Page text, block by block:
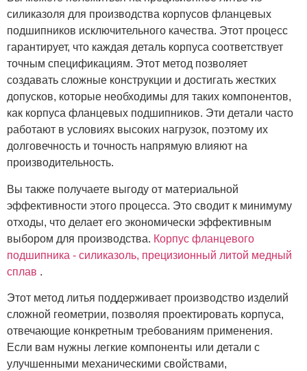
силиказоля для производства корпусов фланцевых
подшипников исключительного качества. Этот процесс
гарантирует, что каждая деталь корпуса соответствует
точным спецификациям. Этот метод позволяет
создавать сложные конструкции и достигать жестких
допусков, которые необходимы для таких компонентов,
как корпуса фланцевых подшипников. Эти детали часто
работают в условиях высоких нагрузок, поэтому их
долговечность и точность напрямую влияют на
производительность.
Вы также получаете выгоду от материальной
эффективности этого процесса. Это сводит к минимуму
отходы, что делает его экономически эффективным
выбором для производства. Корпус фланцевого
подшипника - силиказоль, прецизионный литой медный
сплав .
Этот метод литья поддерживает производство изделий
сложной геометрии, позволяя проектировать корпуса,
отвечающие конкретным требованиям применения.
Если вам нужны легкие компоненты или детали с
улучшенными механическими свойствами,